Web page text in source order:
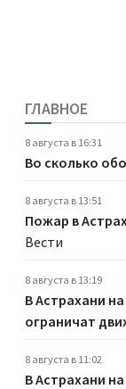
ГЛАВНОЕ
8 августа в 16:31
Во сколько
8 августа в 13:51
Пожар в
Вести
8 августа в 13:19
В Астрахани
ограничат
8 августа в 11:02
В Астрахани